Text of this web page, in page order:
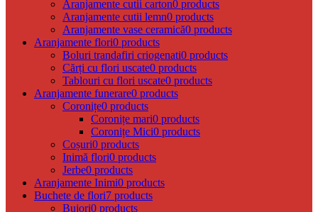
Aranjamente cutii carton0 products
Aranjamente cutii lemn0 products
Aranjamente vase ceramică0 products
Aranjamente flori0 products
Boluri trandafiri criogenati0 products
Cărți cu flori uscate0 products
Tablouri cu flori uscate0 products
Aranjamente funerare0 products
Coronițe0 products
Coronițe mari0 products
Coronițe Mici0 products
Coșuri0 products
Inimă flori0 products
Jerbe0 products
Aranjamente Inimi0 products
Buchete de flori7 products
Bujori0 products